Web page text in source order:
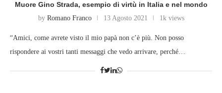
Muore Gino Strada, esempio di virtù in Italia e nel mondo
by Romano Franco 13 Agosto 2021 1k views
“Amici, come avrete visto il mio papà non c’è più. Non posso
rispondere ai vostri tanti messaggi che vedo arrivare, perché…